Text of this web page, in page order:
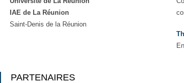
IAE de La Réunion
Saint-Denis de la Réunion
PARTENAIRES